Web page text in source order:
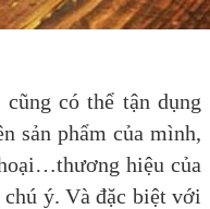
có thể tận dụng
sản phẩm của mình,
hiệu của
ý. Và đặc biệt với